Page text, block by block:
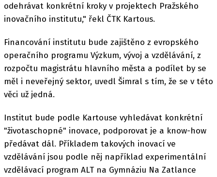
odehrávat konkrétní kroky v projektech Pražského
inovačního institutu," řekl ČTK Kartous.
Financování institutu bude zajištěno z evropského
operačního programu Výzkum, vývoj a vzdělávání, z
rozpočtu magistrátu hlavního města a podílet by se
měl i neveřejný sektor, uvedl Šimral s tím, že se v této
věci už jedná.
Institut bude podle Kartouse vyhledávat konkrétní
"životaschopné" inovace, podporovat je a know-how
předávat dál. Příkladem takových inovací ve
vzdělávání jsou podle něj například experimentální
vzdělávací program ALT na Gymnáziu Na Zatlance